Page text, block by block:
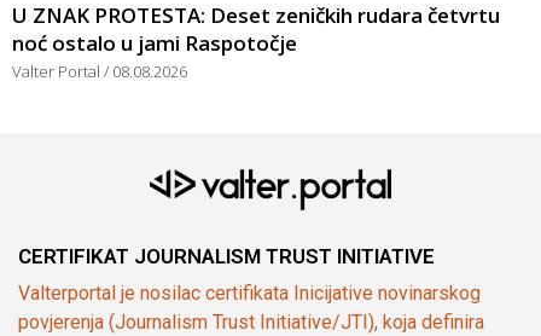
U ZNAK PROTESTA: Deset zeničkih rudara četvrtu
noć ostalo u jami Raspotočje
Valter Portal 08.08.2026
CERTIFIKAT JOURNALISM TRUST INITIATIVE
Valterportal je nosilac certifikata Inicijative novinarskog
povjerenja (Journalism Trust Initiative/JTI), koja definira